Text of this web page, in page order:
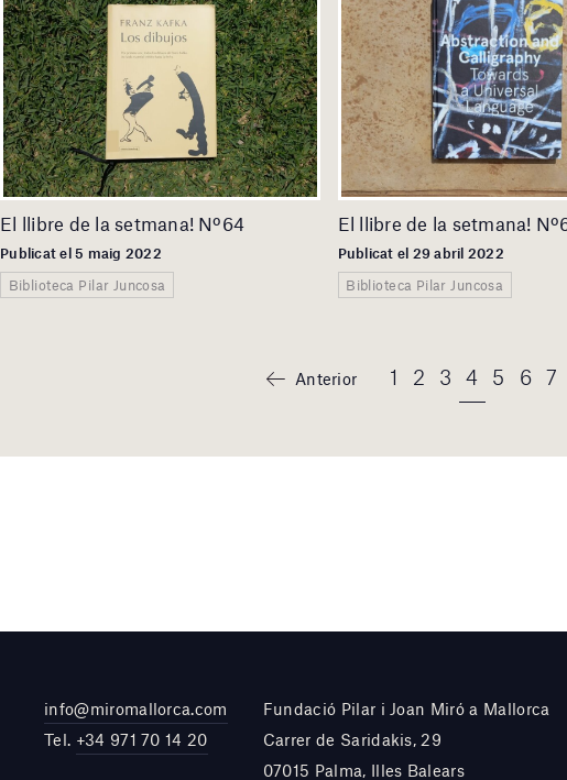
El llibre de la setmana! Nº64
Publicat el 5 maig 2022
Biblioteca Pilar Juncosa
El llibre de la setmana!
Publicat el 29 abril 2022
Biblioteca Pilar Juncosa
Anterior 1 2 3 4 5 6 7
info@miromallorca.com
Tel. +34 971 70 14 20
Fundació Pilar i Joan Miró a Mallorca
Carrer de Saridakis, 29
07015 Palma, Illes Balears